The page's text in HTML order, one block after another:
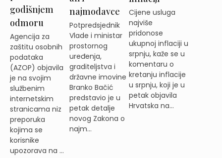
godišnjem
odmoru
Agencija za
zaštitu osobnih
podataka
(AZOP) objavila
je na svojim
službenim
internetskim
stranicama niz
preporuka
kojima se
korisnike
upozorava na ...
najmodavce
Potpredsjednik
Vlade i ministar
prostornog
uređenja,
graditeljstva i
državne imovine
Branko Bačić
predstavio je u
petak detalje
novog Zakona o
najm...
Cijene usluga
najviše
pridonose
ukupnoj inflaciji u
srpnju, kaže se u
komentaru o
kretanju inflacije
u srpnju, koji je u
petak objavila
Hrvatska na...